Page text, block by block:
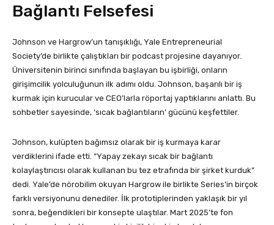
Bağlantı Felsefesi
Johnson ve Hargrow’un tanışıklığı, Yale Entrepreneurial
Society’de birlikte çalıştıkları bir podcast projesine dayanıyor.
Üniversitenin birinci sınıfında başlayan bu işbirliği, onların
girişimcilik yolculuğunun ilk adımı oldu. Johnson, başarılı bir iş
kurmak için kurucular ve CEO’larla röportaj yaptıklarını anlattı. Bu
sohbetler sayesinde, ‘sıcak bağlantıların’ gücünü keşfettiler.
Johnson, kulüpten bağımsız olarak bir iş kurmaya karar
verdiklerini ifade etti. “Yapay zekayı sıcak bir bağlantı
kolaylaştırıcısı olarak kullanan bu tez etrafında bir şirket kurduk”
dedi. Yale’de nörobilim okuyan Hargrow ile birlikte Series’in birçok
farklı versiyonunu denediler. İlk prototiplerinden yaklaşık bir yıl
sonra, beğendikleri bir konsepte ulaştılar. Mart 2025’te fon